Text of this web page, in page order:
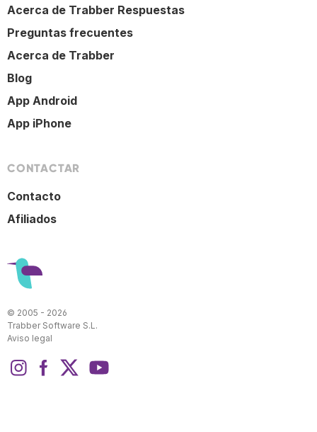
Acerca de Trabber Respuestas
Preguntas frecuentes
Acerca de Trabber
Blog
App Android
App iPhone
CONTACTAR
Contacto
Afiliados
© 2005 - 2026
Trabber Software S.L.
Aviso legal